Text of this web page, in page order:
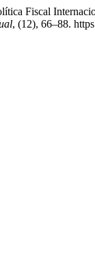
Fiscal
, (12), 66–88.